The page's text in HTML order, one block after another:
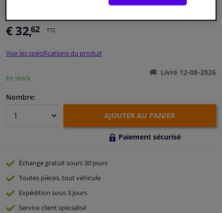
Nettoyage & protection
Promotions et réductions
€ 32,62 TTC
Voir les spécifications du produit
En stock
Livré 12-08-2026
Nombre:
AJOUTER AU PANIER
Paiement sécurisé
Échange gratuitsours 30 jours
Toutes pièces, tout véhicule
Expédition sous 3 jours
Serviceclient spécialisé